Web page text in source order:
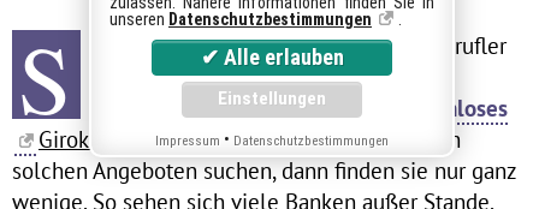
S
elbstständige und schlichtweg Freiberufler
erleben eine ganz besondere
Herausforderung, wenn sie ein
kostenloses
Girokonto
eröffnen möchten. Wenn sie nach
solchen Angeboten suchen, dann finden sie nur ganz
wenige. So sehen sich viele Banken außer Stande,
unseren Datenschutzbestimmungen
Impressum • Datenschutzbestimmungen